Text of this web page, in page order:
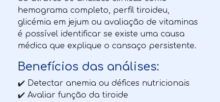
hemograma completo, perfil tiroideu,
glicémia em jejum ou avaliação de vitaminas
é possível identificar se existe uma causa
médica que explique o cansaço persistente.
Benefícios das análises:
✔️ Detectar anemia ou défices nutricionais
✔️ Avaliar função da tiroide